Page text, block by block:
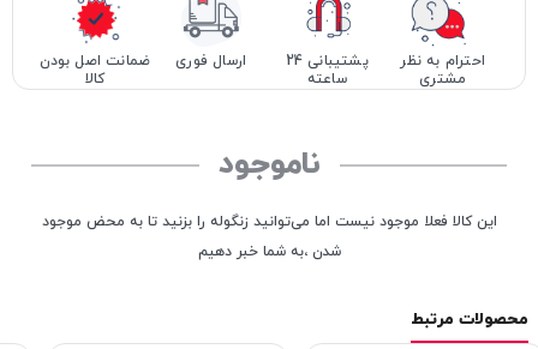
احترام به نظر
مشتری
پشتیبانی 24
ساعته
ارسال فوری
ضمانت اصل بودن
کالا
ناموجود
این کالا فعلا موجود نیست اما می‌توانید زنگوله را بزنید تا به محض موجود
شدن ،به شما خبر دهیم
محصولات مرتبط